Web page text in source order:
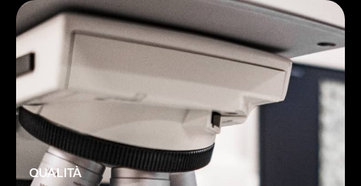
QUALITÀ